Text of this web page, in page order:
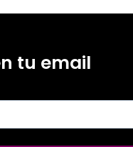
tu email